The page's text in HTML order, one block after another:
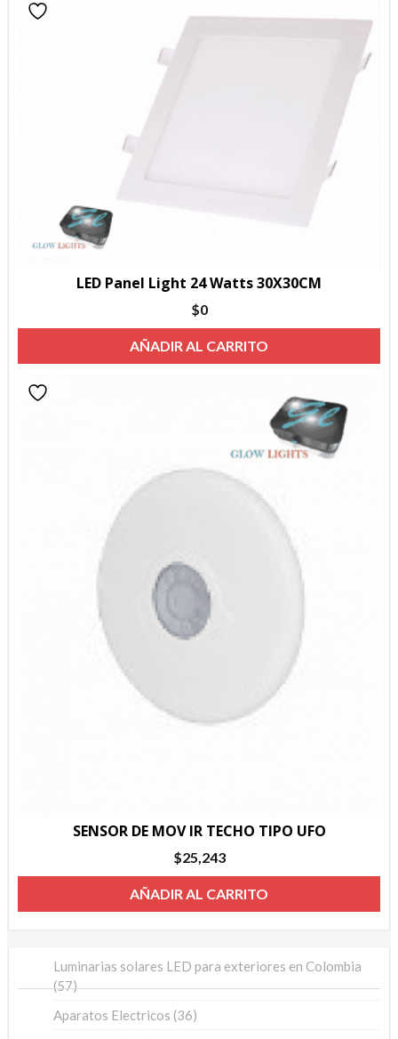
LED Panel Light 24 Watts 30X30CM
$0
AÑADIR AL CARRITO
SENSOR DE MOV IR TECHO TIPO UFO
$25,243
AÑADIR AL CARRITO
Luminarias solares LED para exteriores en Colombia
5757
Aparatos Electricos 3636